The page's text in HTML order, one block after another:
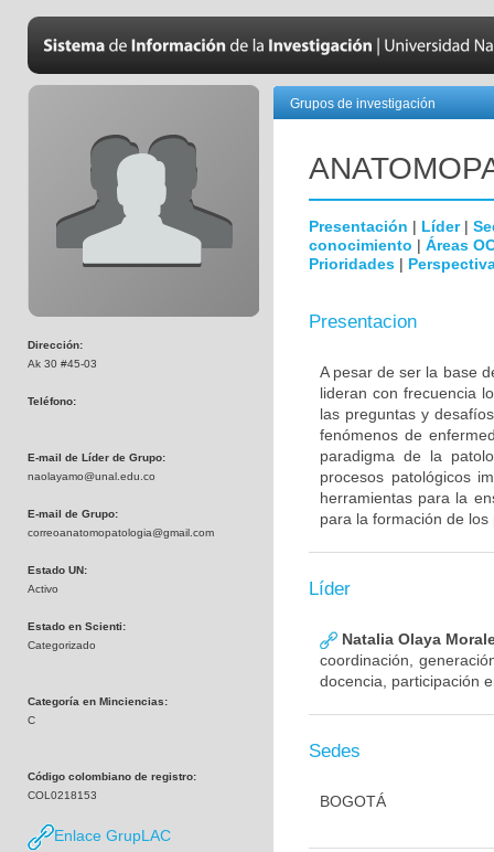
Dirección:
Ak 30 #45-03
Teléfono:
E-mail de Líder de Grupo:
naolayamo@unal.edu.co
E-mail de Grupo:
correoanatomopatologia@gmail.com
Estado UN:
Activo
Estado en Scienti:
Categorizado
Categoría en Minciencias:
C
Código colombiano de registro:
COL0218153
Enlace GrupLAC
Grupos de investigación
Presentación | Líder|
conocimiento | Áreas
Prioridades |
Presentacion
A pesar de ser la base
lideran con frecuencia
las preguntas y
fenómenos de
paradigma de la
procesos patológicos
herramientas para la
para la formación de
Líder
Natalia Olaya
coordinación,
docencia, participación
Sedes
BOGOTÁ